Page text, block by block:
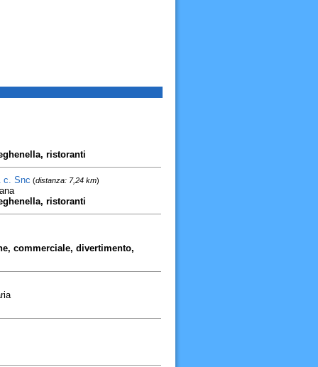
ristoranti
c. Snc (distanza: 7,24 km)
ristoranti
commerciale, divertimento,